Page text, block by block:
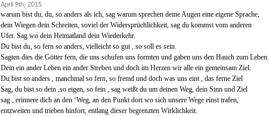
April 9th, 2015
warum bist du, du, so anders als ich, sag warum sprechen deine Augen eine eigene Sprache,
dein Wiegen dein Schreiten, soviel der Widersprüchlichkeit, sag du kommst vom anderen
Ufer. Sag wo dein Heimatland dein Wiederkehr.
Du bist du, so fern so anders, vielleicht so gut , so soll es sein.
Sagten dies die Götter fern, die uns schufen uns formten und gaben uns den Hauch zum Leben.
Dein ein ander Leben ein ander Streben und doch im Herzen wir alle ein gemeinsam Ziel.
Du bist so anders , manchmal so fern, so fremd und doch was uns eint , das ferne Ziel
Sag, du bist so dein ,so eigen, so fein , sag weißt du um deinen Weg, dein Sinn und Ziel
sag , erinnere dich an den ‘Weg, an den Punkt dort wo sich unsere Wege einst trafen,
entzweiten und trieben hinfort, entlang dieser begrenzten Wirklichkeit.